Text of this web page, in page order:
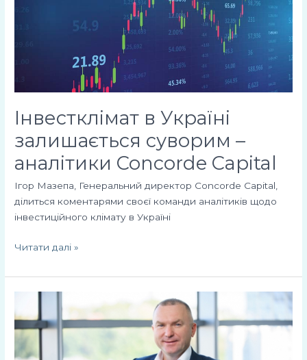
Інвестклімат в Україні
залишається суворим –
аналітики Concorde Capital
Ігор Мазепа, Генеральний директор Concorde Capital,
ділиться коментарями своєї команди аналітиків щодо
інвестиційного клімату в Україні
Читати далі »
що
інвестувати